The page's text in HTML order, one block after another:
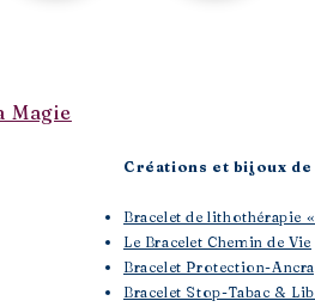
Magie
Créations et bijoux
Bracelet de lithothérapie
Le Bracelet Chemin de Vie
Bracelet Protection-
Bracelet Stop-Tabac &